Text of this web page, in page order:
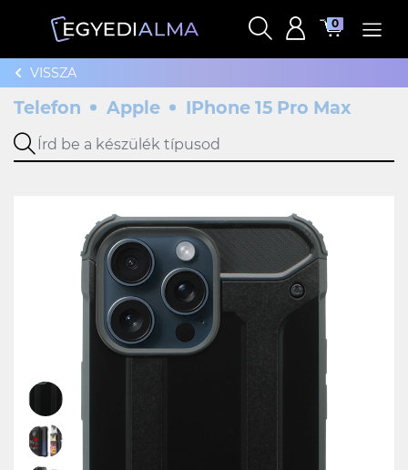
0
VISSZA
Telefon Apple IPhone 15 Pro Max